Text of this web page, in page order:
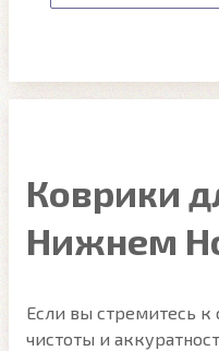
Коврики
Нижнем
Если вы стремитесь
чистоты и